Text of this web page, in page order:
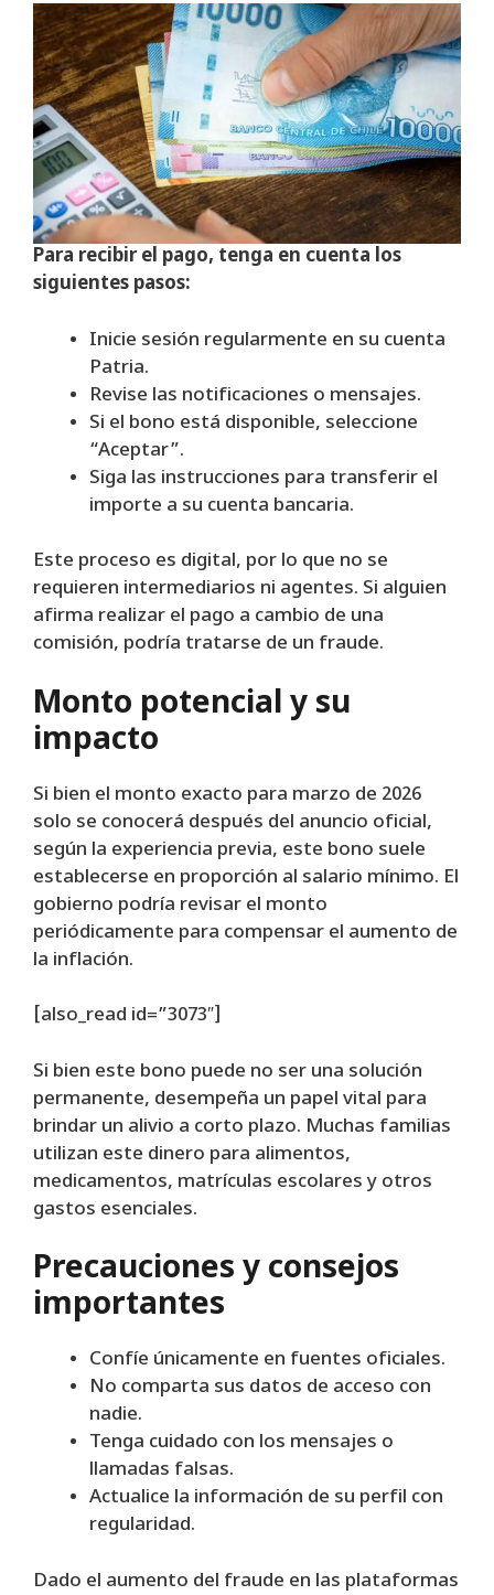
Para recibir el pago, tenga en cuenta los
siguientes pasos:
Inicie sesión regularmente en su cuenta
Patria.
Revise las notificaciones o mensajes.
Si el bono está disponible, seleccione
“Aceptar”.
Siga las instrucciones para transferir el
importe a su cuenta bancaria.
Este proceso es digital, por lo que no se
requieren intermediarios ni agentes. Si alguien
afirma realizar el pago a cambio de una
comisión, podría tratarse de un fraude.
Monto potencial y su
impacto
Si bien el monto exacto para marzo de 2026
solo se conocerá después del anuncio oficial,
según la experiencia previa, este bono suele
establecerse en proporción al salario mínimo. El
gobierno podría revisar el monto
periódicamente para compensar el aumento de
la inflación.
[also_read id=”3073″]
Si bien este bono puede no ser una solución
permanente, desempeña un papel vital para
brindar un alivio a corto plazo. Muchas familias
utilizan este dinero para alimentos,
medicamentos, matrículas escolares y otros
gastos esenciales.
Precauciones y consejos
importantes
Confíe únicamente en fuentes oficiales.
No comparta sus datos de acceso con
nadie.
Tenga cuidado con los mensajes o
llamadas falsas.
Actualice la información de su perfil con
regularidad.
Dado el aumento del fraude en las plataformas